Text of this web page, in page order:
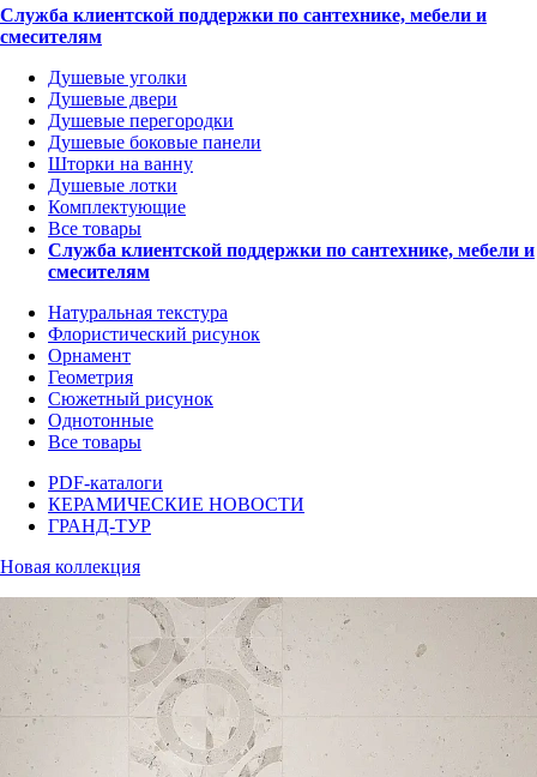
Служба клиентской поддержки по сантехнике, мебели и
смесителям
Душевые уголки
Душевые двери
Душевые перегородки
Душевые боковые панели
Шторки на ванну
Душевые лотки
Комплектующие
Все товары
Служба клиентской поддержки по сантехнике, мебели и
смесителям
Натуральная текстура
Флористический рисунок
Орнамент
Геометрия
Сюжетный рисунок
Однотонные
Все товары
PDF-каталоги
КЕРАМИЧЕСКИЕ НОВОСТИ
ГРАНД-ТУР
Новая коллекция